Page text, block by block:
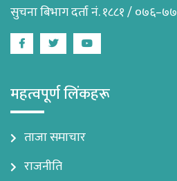
सुचना बिभाग दर्ता नं. १८८१ / ०७६–७७
FacebookTwitterYoutube
महत्वपूर्ण लिंकहरू
ताजा समाचार
राजनीति